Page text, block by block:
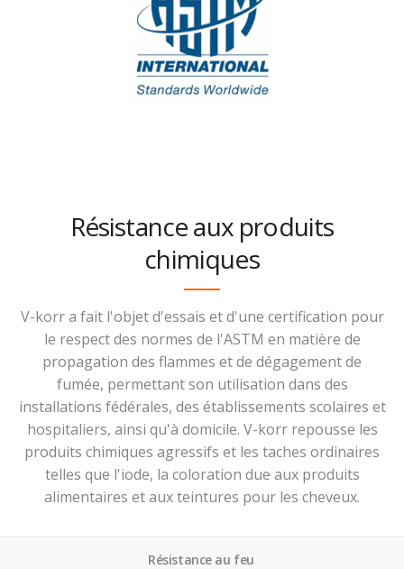
Résistance aux produits
chimiques
V-korr a fait l'objet d'essais et d'une certification pour
le respect des normes de l'ASTM en matière de
propagation des flammes et de dégagement de
fumée, permettant son utilisation dans des
installations fédérales, des établissements scolaires et
hospitaliers, ainsi qu'à domicile. V-korr repousse les
produits chimiques agressifs et les taches ordinaires
telles que l'iode, la coloration due aux produits
alimentaires et aux teintures pour les cheveux.
Résistance au feu